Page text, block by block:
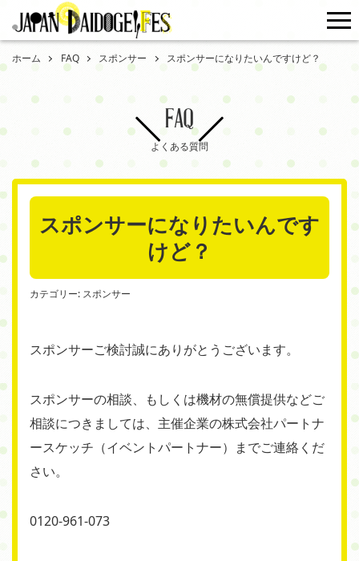
ホーム FAQ スポンサー スポンサーになりたいんですけど？
FAQ
よくある質問
スポンサーになりたいんです
けど？
カテゴリー: スポンサー
スポンサーご検討誠にありがとうございます。
スポンサーの相談、もしくは機材の無償提供などご
相談につきましては、主催企業の株式会社パートナ
ースケッチ（イベントパートナー）までご連絡くだ
さい。
0120-961-073